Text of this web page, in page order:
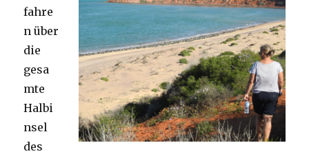
fahre
n über
die
gesa
mte
Halbi
nsel
des